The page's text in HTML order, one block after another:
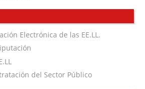
Electrónica de las EE.LL.
del Sector Público